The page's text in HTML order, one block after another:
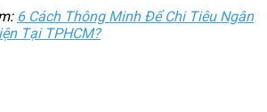
6 Cách Thông Minh Để Chi Tiêu Ngân
Tại TPHCM?